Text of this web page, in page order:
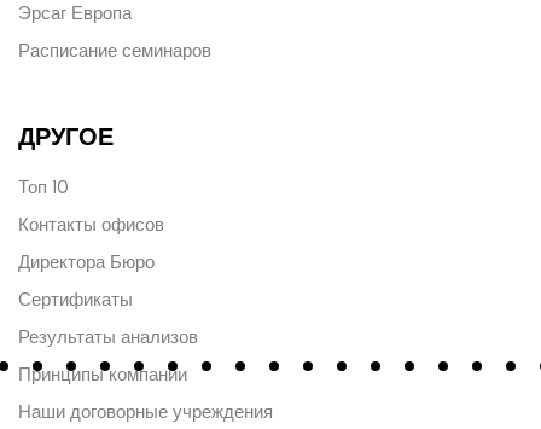
Эрсаг Европа
Расписание семинаров
ДРУГОЕ
Топ 10
Контакты офисов
Директора Бюро
Сертификаты
Результаты анализов
Принципы компании
Наши договорные учреждения